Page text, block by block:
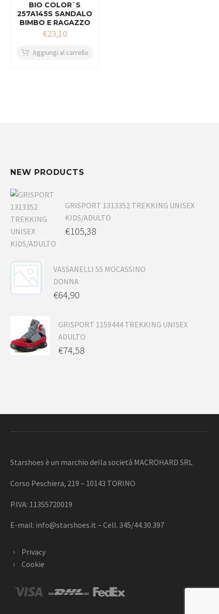
BIO COLOR`S
257A145S SANDALO
BIMBO E RAGAZZO
€23,10
Aggiungi al carrello
NEW PRODUCTS
GRISPORT 1313352 TREKKING UNISEX
KIDS/ADULTO
€105,38
VASSANELLI 55 MOCASSINO
DONNA
€64,90
GRISPORT 1159444 TREKKING UNISEX
ADULTO
€74,58
Starshoes è un marchio della società MACROHARD SRL
Corso Peschiera, 219 – 10143 TORINO
P.IVA: 11355720019
E-mail: info@starshoes.it – Cell. 345/44.30.397
Privacy
Cookie